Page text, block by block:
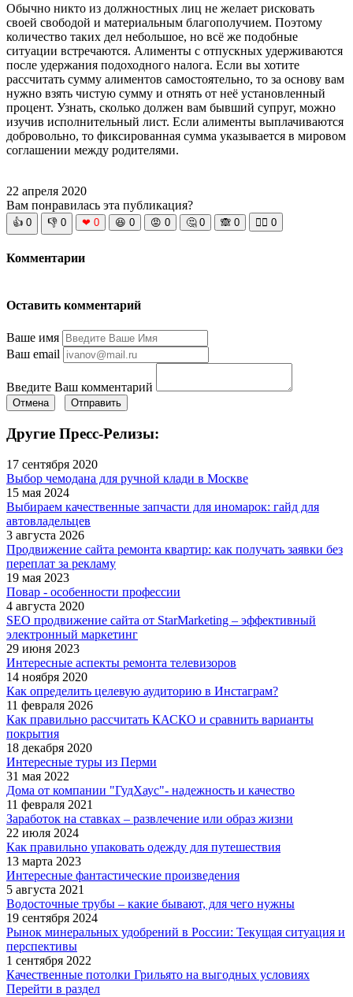
Обычно никто из должностных лиц не желает рисковать
своей свободой и материальным благополучием. Поэтому
количество таких дел небольшое, но всё же подобные
ситуации встречаются. Алименты с отпускных удерживаются
после удержания подоходного налога. Если вы хотите
рассчитать сумму алиментов самостоятельно, то за основу вам
нужно взять чистую сумму и отнять от неё установленный
процент. Узнать, сколько должен вам бывший супруг, можно
изучив исполнительный лист. Если алименты выплачиваются
добровольно, то фиксированная сумма указывается в мировом
соглашении между родителями.
22 апреля 2020
Вам понравилась эта публикация?
👍 0 👎 0 ❤ 0 😆 0 😡 0 🤔 0 🙈 0 🧘‍♀️ 0
Комментарии
Оставить комментарий
Ваше имя
Ваш email
Введите Ваш комментарий
Отмена Отправить
Другие Пресс-Релизы:
17 сентября 2020
Выбор чемодана для ручной клади в Москве
15 мая 2024
Выбираем качественные запчасти для иномарок: гайд для
автовладельцев
3 августа 2026
Продвижение сайта ремонта квартир: как получать заявки без
переплат за рекламу
19 мая 2023
Повар - особенности профессии
4 августа 2020
SEO продвижение сайта от StarMarketing – эффективный
электронный маркетинг
29 июня 2023
Интересные аспекты ремонта телевизоров
14 ноября 2020
Как определить целевую аудиторию в Инстаграм?
11 февраля 2026
Как правильно рассчитать КАСКО и сравнить варианты
покрытия
18 декабря 2020
Интересные туры из Перми
31 мая 2022
Дома от компании "ГудХаус"- надежность и качество
11 февраля 2021
Заработок на ставках – развлечение или образ жизни
22 июля 2024
Как правильно упаковать одежду для путешествия
13 марта 2023
Интересные фантастические произведения
5 августа 2021
Водосточные трубы – какие бывают, для чего нужны
19 сентября 2024
Рынок минеральных удобрений в России: Текущая ситуация и
перспективы
1 сентября 2022
Качественные потолки Грильято на выгодных условиях
Перейти в раздел